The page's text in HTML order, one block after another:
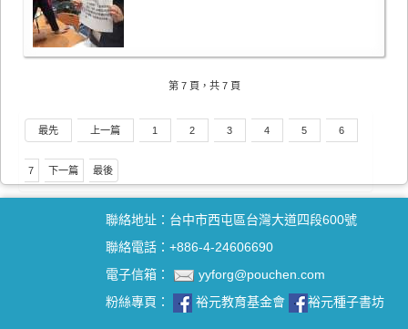
第 7 頁，共 7 頁
最先 上一篇 1 2 3 4 5 6
7 下一篇 最後
聯絡地址：台中市西屯區台灣大道四段600號
聯絡電話：+886-4-24606690
電子信箱：
yyforg@pouchen.com
粉絲專頁：
裕元教育基金會 裕元種子書坊